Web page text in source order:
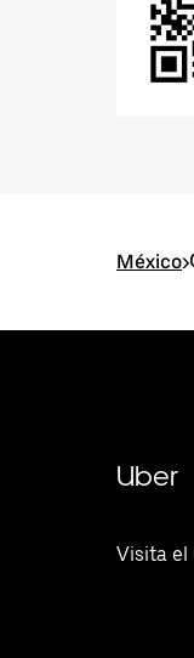
México>
Uber
Visita el